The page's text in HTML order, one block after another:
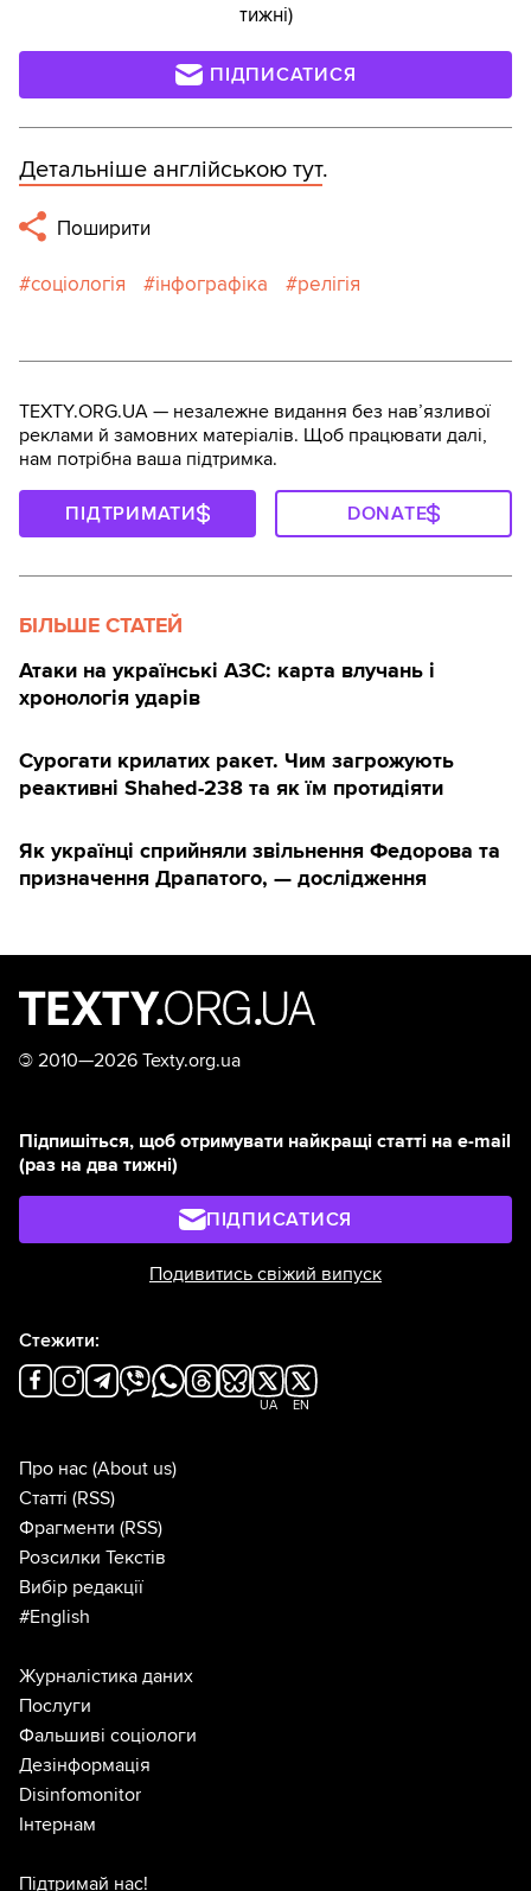
тижні)
ПІДПИСАТИСЯ
Детальніше англійською тут.
Поширити
соціологія інфографіка релігія
TEXTY.ORG.UA — незалежне видання без навʼязливої
реклами й замовних матеріалів. Щоб працювати далі,
нам потрібна ваша підтримка.
ПІДТРИМАТИ DONATE
БІЛЬШЕ СТАТЕЙ
Атаки на українські АЗС: карта влучань і
хронологія ударів
Сурогати крилатих ракет. Чим загрожують
реактивні Shahed-238 та як їм протидіяти
Як українці сприйняли звільнення Федорова та
призначення Драпатого, — дослідження
© 2010—2026 Texty.org.ua
Підпишіться, щоб отримувати найкращі статті на e-mail
(раз на два тижні)
ПІДПИСАТИСЯ
Подивитись свіжий випуск
Стежити:
UA EN
Про нас (About us)
Статті (RSS)
Фрагменти (RSS)
Розсилки Текстів
Вибір редакції
#English
Журналістика даних
Послуги
Фальшиві соціологи
Дезінформація
Disinfomonitor
Інтернам
Підтримай нас!